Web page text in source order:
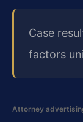
Case
factors
Attorney